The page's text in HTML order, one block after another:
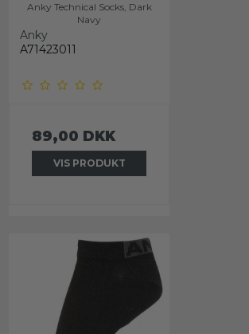
Anky Technical Socks, Dark
Navy
Anky
A71423011
89,00 DKK
VIS PRODUKT